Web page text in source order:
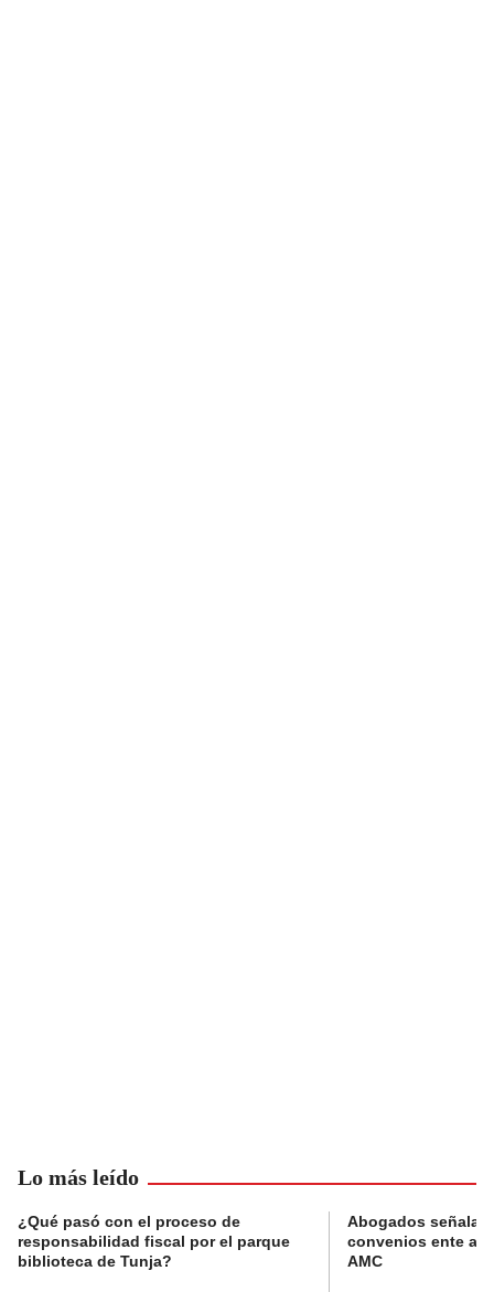
Lo más leído
¿Qué pasó con el proceso de
responsabilidad fiscal por el parque
biblioteca de Tunja?
Abogados
convenios ente
AMC